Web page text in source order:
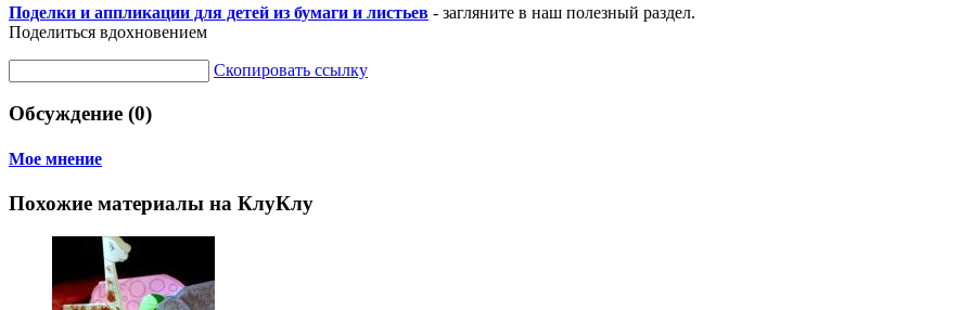
Поделки и аппликации для детей из бумаги и листьев - загляните в наш полезный раздел.
Поделиться вдохновением
Скопировать ссылку
Обсуждение (0)
Мое мнение
Похожие материалы на КлуКлу